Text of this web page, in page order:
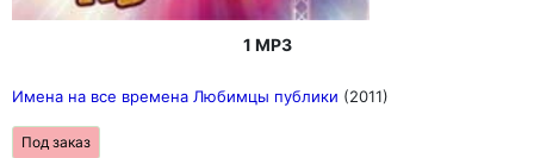
1 MP3
Имена на все времена Любимцы публики (2011)
Под заказ